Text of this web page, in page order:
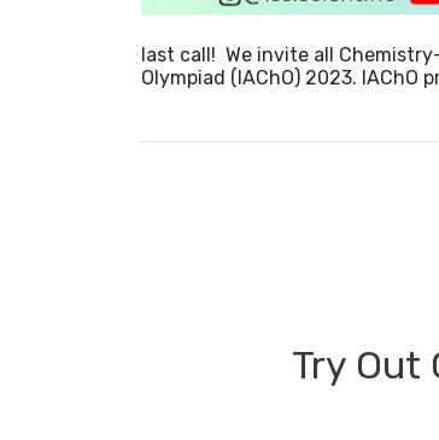
last call! We invite all
Olympiad (IAChO) 2023. IAChO
Try Out